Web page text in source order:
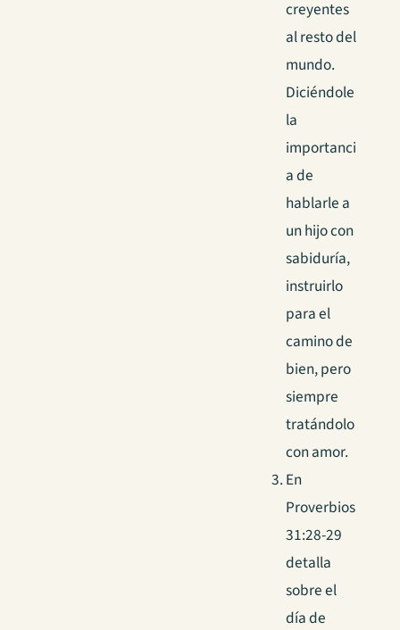
creyentes
al resto del
mundo.
Diciéndole
la
importanci
a de
hablarle a
un hijo con
sabiduría,
instruirlo
para el
camino de
bien, pero
siempre
tratándolo
con amor.
En
Proverbios
31:28-29
detalla
sobre el
día de